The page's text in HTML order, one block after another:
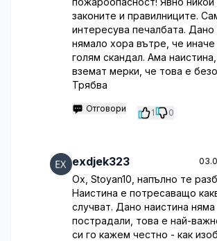
законите и правилниците.
интересува печалбата. Дано
нямало хора вътре, че
голям скандал. Ама
вземат мерки, че това е
Трябва
Отговори 1 0
exdjek323
Ох, Stoyan10, напълно те
Наистина е потресаващо
случват. Дано наистина няма
пострадали, това е най-
си го кажем честно - как